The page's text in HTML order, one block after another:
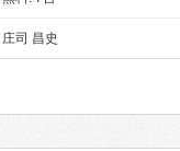
庄司 昌史